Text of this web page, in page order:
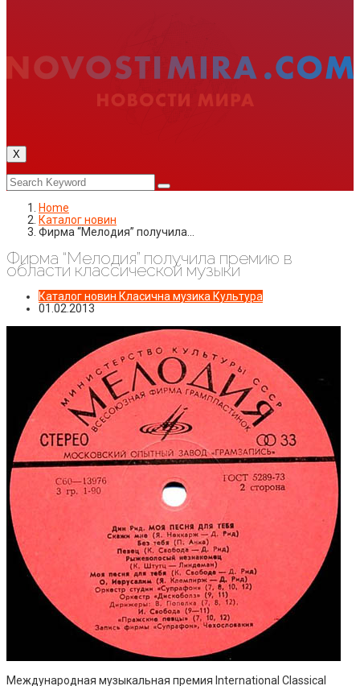
X
Home
Каталог новин
Фирма “Мелодия” получила…
Фирма “Мелодия” получила премию в
области классической музыки
Каталог новин Класична музика Культура
01.02.2013
Международная музыкальная премия International Classical